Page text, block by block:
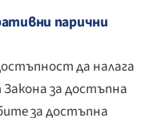
парични
да налага
за достъпна
за достъпна